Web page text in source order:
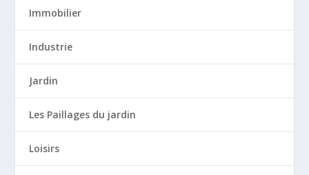
Immobilier
Industrie
Jardin
Les Paillages du jardin
Loisirs